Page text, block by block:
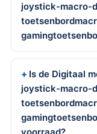
joystick-macro-
Is de Digitaal
joystick-macro-